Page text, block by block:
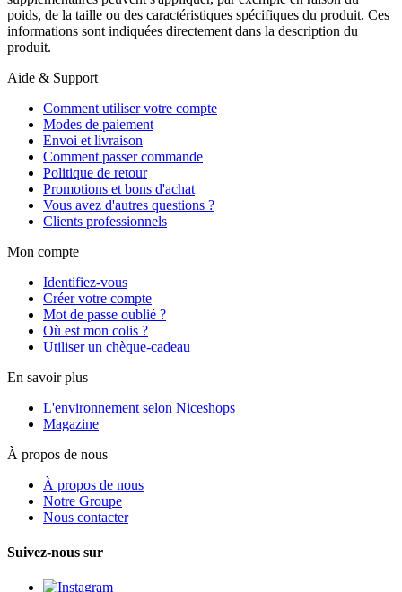
poids, de la taille ou des caractéristiques spécifiques du produit. Ces
informations sont indiquées directement dans la description du
produit.
Aide & Support
Comment utiliser votre compte
Modes de paiement
Envoi et livraison
Comment passer commande
Politique de retour
Promotions et bons d'achat
Vous avez d'autres questions ?
Clients professionnels
Mon compte
Identifiez-vous
Créer votre compte
Mot de passe oublié ?
Où est mon colis ?
Utiliser un chèque-cadeau
En savoir plus
L'environnement selon Niceshops
Magazine
À propos de nous
À propos de nous
Notre Groupe
Nous contacter
Suivez-nous sur